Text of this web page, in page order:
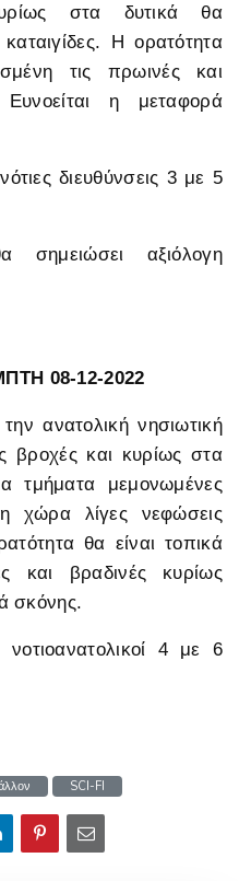
στα δυτικά θα
Η ορατότητα
τις πρωινές και
η μεταφορά
διευθύνσεις 3 με 5
αξιόλογη
08-12-2022
ανατολική νησιωτική
βροχές και κυρίως στα
τμήματα μεμονωμένες
χώρα λίγες νεφώσεις
θα είναι τοπικά
και βραδινές κυρίως
σκόνης.
νοτιοανατολικοί 4 με 6
SCI-FI